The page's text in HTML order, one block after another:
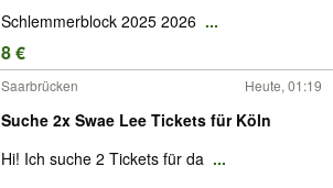
Schlemmerblock 2025 2026 ...
8 €
Saarbrücken Heute, 01:19
Suche 2x Swae Lee Tickets für Köln
Hi! Ich suche 2 Tickets für da ...